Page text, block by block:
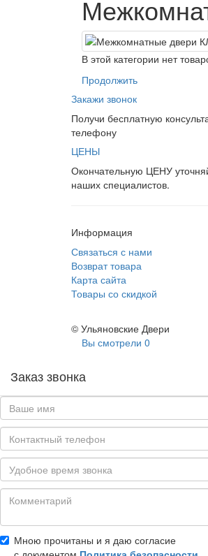
В этой категории нет
Продолжить
Закажи звонок
Получи бесплатную
телефону
ЦЕНЫ
Окончательную ЦЕНУ
наших специалистов.
Информация
Связаться с нами
Возврат товара
Карта сайта
Товары со скидкой
© Ульяновские Двери
Вы смотрели 0
Заказ звонка
Мною прочитаны и я даю согласие